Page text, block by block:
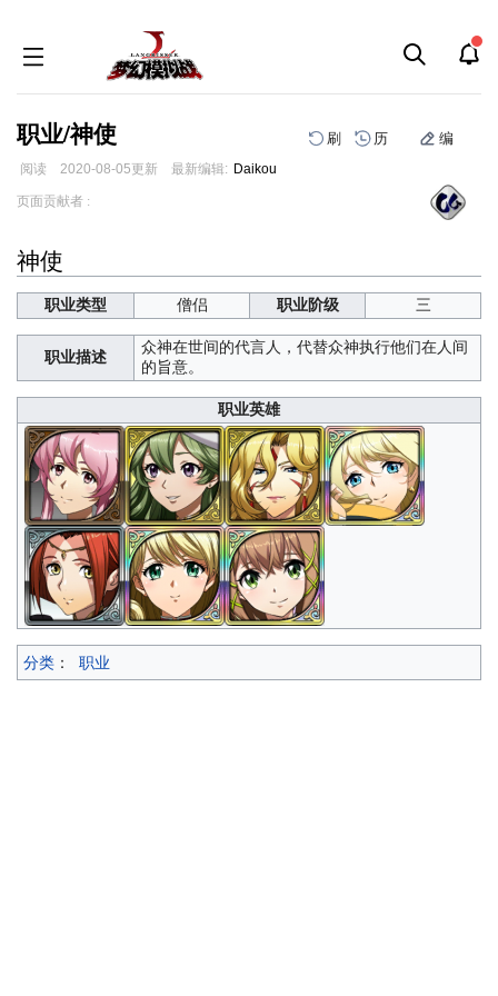
职业/神使 刷 历 编
阅读 2020-08-05更新 最新编辑: Daikou
跳
航
跳
索
页面贡献者 :
神使
职业类型 僧侣 职业阶级 三
职业描述
众神在世间的代言人，代替众神执行他们在人间
的旨意。
职业英雄
分类 ： 职业